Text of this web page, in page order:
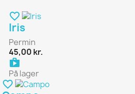
favorite_border
Iris
Permin
45,00 kr.
shopping_bag
På lager
favorite_border